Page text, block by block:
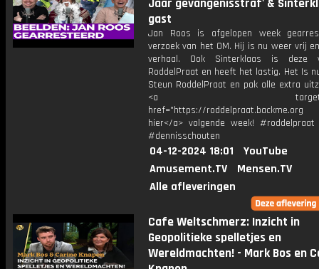
Jaar gevangenisstraf' &
gast
Jan Roos is afgelopen week
verzoek van het OM. Hij is nu weer vrij
verhaal. Ook Sinterklaas is deze
RoddelPraat en heeft het lastig. Het Is
Steun RoddelPraat en pak alle extra
<a
href="https://roddelpraat.backme.org
hier</a> volgende week!
#dennisschouten
04-12-2024 18:01
YouTube
Amusement.TV
Mensen.TV
Alle afleveringen
Cafe Weltschmerz: Inzicht in
Geopolitieke spelletjes en
Wereldmachten! - Mark Bos en